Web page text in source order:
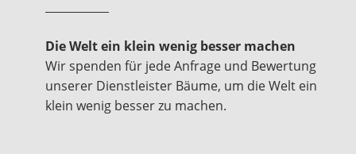
Die Welt ein klein wenig besser machen
Wir spenden für jede Anfrage und Bewertung
unserer Dienstleister Bäume, um die Welt ein
klein wenig besser zu machen.